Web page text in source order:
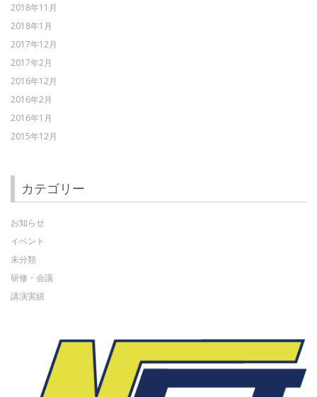
2018年11月
2018年1月
2017年12月
2017年2月
2016年12月
2016年2月
2016年1月
2015年12月
カテゴリー
お知らせ
イベント
未分類
研修・会議
講演実績